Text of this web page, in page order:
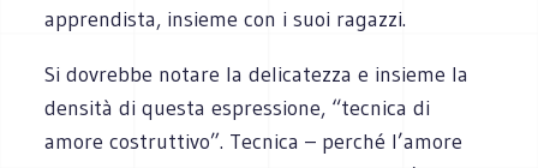
apprendista, insieme con i suoi ragazzi.
Si dovrebbe notare la delicatezza e insieme la
densità di questa espressione, “tecnica di
amore costruttivo”. Tecnica – perché l’amore